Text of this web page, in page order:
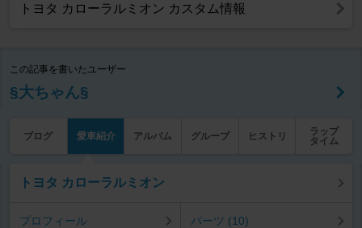
トヨタ カローラルミオン カスタム情報
この記事を書いたユーザー
§大ちゃん§
ブログ 愛車紹介 アルバム グループ ヒストリ
ラップ
タイム
トヨタ カローラルミオン
プロフィール パーツ (10)